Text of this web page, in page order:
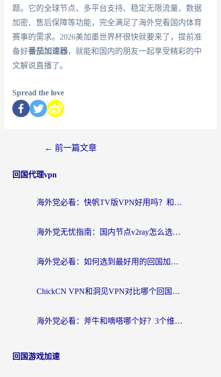
题。它的全球节点、多平台支持、稳定无限流量、数据
加密、售后保障等功能，完全满足了海外党看国内体育
赛事的需求。2026美加墨世界杯很快就要来了，提前准
备好番茄加速器，就能和国内的朋友一起享受精彩的中
文解说直播了。
Spread the love
← 前一篇文章
回国代理vpn
海外党必看：快帆TV版VPN好用吗？和快游VPN对比哪个回国效果更好？附实用避坑指南
海外党无忧指南：国内节点v2ray怎么选？一键回国VPN+多场景实测帮你避坑
海外党必看：如何选到最好用的回国加速器？从节点到售后的全维度指南
ChickCN VPN和洞见VPN对比哪个回国效果更好？海外党亲测3款加速器+避坑指南
海外党必看：斧牛和嘀嗒哪个好？3个维度教你选对回国加速器
回国游戏加速